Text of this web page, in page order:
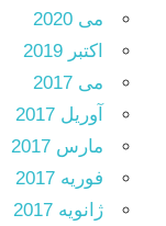
می 2020
اکتبر 2019
می 2017
آوریل 2017
مارس 2017
فوریه 2017
ژانویه 2017